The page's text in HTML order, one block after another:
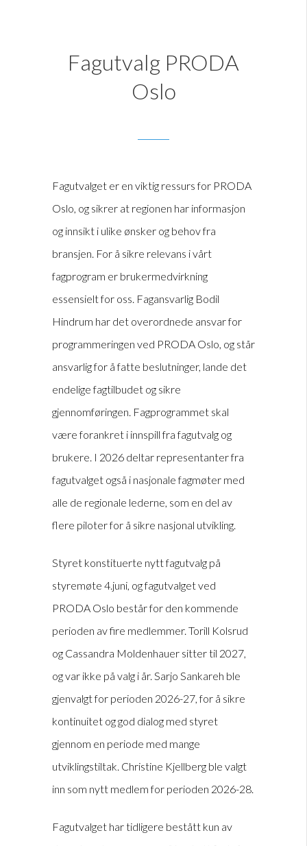
Fagutvalg PRODA
Oslo
Fagutvalget er en viktig ressurs for PRODA
Oslo, og sikrer at regionen har informasjon
og innsikt i ulike ønsker og behov fra
bransjen. For å sikre relevans i vårt
fagprogram er brukermedvirkning
essensielt for oss. Fagansvarlig Bodil
Hindrum har det overordnede ansvar for
programmeringen ved PRODA Oslo, og står
ansvarlig for å fatte beslutninger, lande det
endelige fagtilbudet og sikre
gjennomføringen. Fagprogrammet skal
være forankret i innspill fra fagutvalg og
brukere. I 2026 deltar representanter fra
fagutvalget også i nasjonale fagmøter med
alle de regionale lederne, som en del av
flere piloter for å sikre nasjonal utvikling.
Styret konstituerte nytt fagutvalg på
styremøte 4.juni, og fagutvalget ved
PRODA Oslo består for den kommende
perioden av fire medlemmer. Torill Kolsrud
og Cassandra Moldenhauer sitter til 2027,
og var ikke på valg i år. Sarjo Sankareh ble
gjenvalgt for perioden 2026-27, for å sikre
kontinuitet og god dialog med styret
gjennom en periode med mange
utviklingstiltak. Christine Kjellberg ble valgt
inn som nytt medlem for perioden 2026-28.
Fagutvalget har tidligere bestått kun av